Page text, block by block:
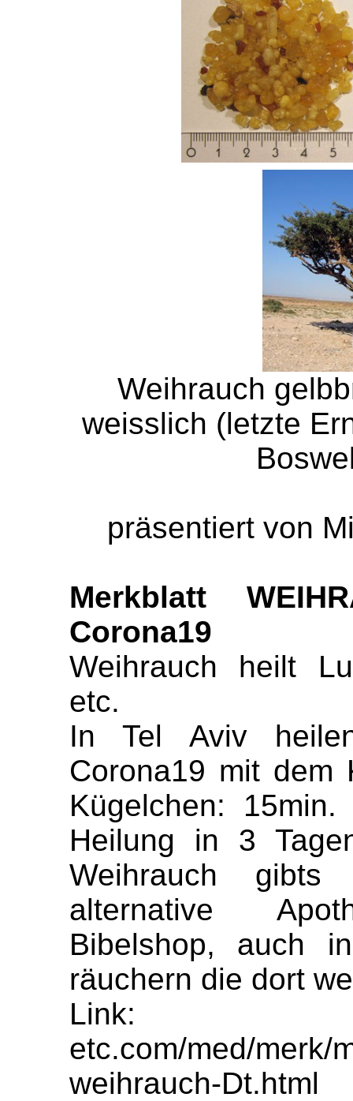
Weihrauch
weisslich (letzte
präsentiert von
Merkblatt
Corona19
Weihrauch heilt
etc.
In Tel Aviv
Corona19 mit dem
Kügelchen:
Heilung in 3
Weihrauch
alternative
Bibelshop, auch
räuchern die dort
Link:
etc.com/med/merk/
weihrauch-Dt.html